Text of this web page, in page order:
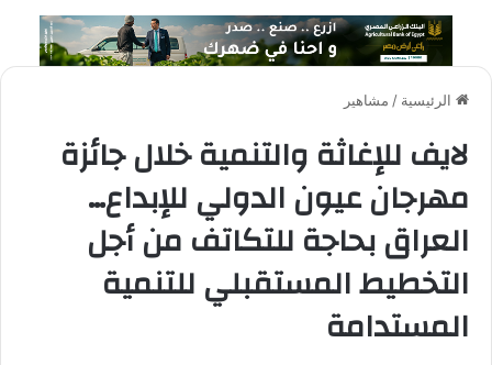
الرئيسية / مشاهير
لايف للإغاثة والتنمية خلال جائزة
مهرجان عيون الدولي للإبداع…
العراق بحاجة للتكاتف من أجل
التخطيط المستقبلي للتنمية
المستدامة